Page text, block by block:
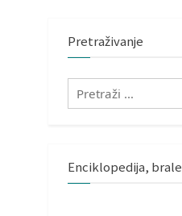
Pretraživanje
Pretraži:
Enciklopedija, brale